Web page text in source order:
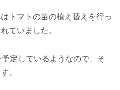
トマトの苗の植え替えを行っ
ていました。
定しているようなので、そ
。